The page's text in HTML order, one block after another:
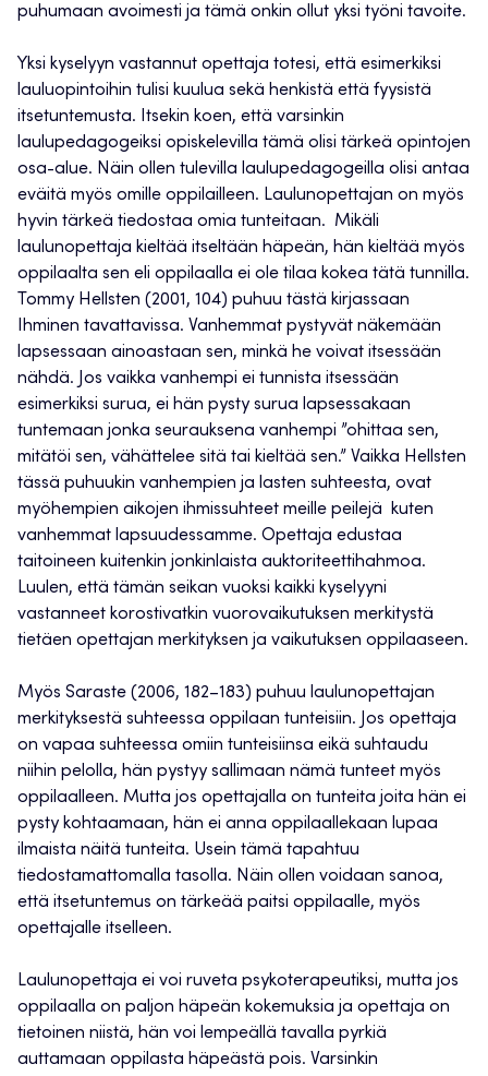
puhumaan avoimesti ja tämä onkin ollut yksi työni tavoite.
Yksi kyselyyn vastannut opettaja totesi, että esimerkiksi
lauluopintoihin tulisi kuulua sekä henkistä että fyysistä
itsetuntemusta. Itsekin koen, että varsinkin
laulupedagogeiksi opiskelevilla tämä olisi tärkeä opintojen
osa-alue. Näin ollen tulevilla laulupedagogeilla olisi antaa
eväitä myös omille oppilailleen. Laulunopettajan on myös
hyvin tärkeä tiedostaa omia tunteitaan. Mikäli
laulunopettaja kieltää itseltään häpeän, hän kieltää myös
oppilaalta sen eli oppilaalla ei ole tilaa kokea tätä tunnilla.
Tommy Hellsten (2001, 104) puhuu tästä kirjassaan
Ihminen tavattavissa. Vanhemmat pystyvät näkemään
lapsessaan ainoastaan sen, minkä he voivat itsessään
nähdä. Jos vaikka vanhempi ei tunnista itsessään
esimerkiksi surua, ei hän pysty surua lapsessakaan
tuntemaan jonka seurauksena vanhempi ”ohittaa sen,
mitätöi sen, vähättelee sitä tai kieltää sen.” Vaikka Hellsten
tässä puhuukin vanhempien ja lasten suhteesta, ovat
myöhempien aikojen ihmissuhteet meille peilejä kuten
vanhemmat lapsuudessamme. Opettaja edustaa
taitoineen kuitenkin jonkinlaista auktoriteettihahmoa.
Luulen, että tämän seikan vuoksi kaikki kyselyyni
vastanneet korostivatkin vuorovaikutuksen merkitystä
tietäen opettajan merkityksen ja vaikutuksen oppilaaseen.
Myös Saraste (2006, 182–183) puhuu laulunopettajan
merkityksestä suhteessa oppilaan tunteisiin. Jos opettaja
on vapaa suhteessa omiin tunteisiinsa eikä suhtaudu
niihin pelolla, hän pystyy sallimaan nämä tunteet myös
oppilaalleen. Mutta jos opettajalla on tunteita joita hän ei
pysty kohtaamaan, hän ei anna oppilaallekaan lupaa
ilmaista näitä tunteita. Usein tämä tapahtuu
tiedostamattomalla tasolla. Näin ollen voidaan sanoa,
että itsetuntemus on tärkeää paitsi oppilaalle, myös
opettajalle itselleen.
Laulunopettaja ei voi ruveta psykoterapeutiksi, mutta jos
oppilaalla on paljon häpeän kokemuksia ja opettaja on
tietoinen niistä, hän voi lempeällä tavalla pyrkiä
auttamaan oppilasta häpeästä pois. Varsinkin